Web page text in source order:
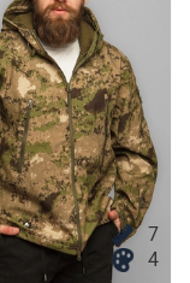
7
4